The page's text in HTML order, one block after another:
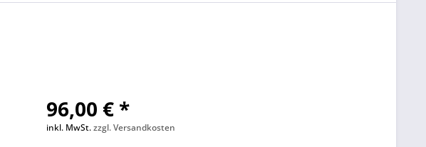
96,00 € *
inkl. MwSt.zzgl. Versandkosten